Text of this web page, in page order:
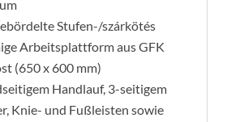
Stufen-/szárkötés
Arbeitsplattform aus GFK
(650 x 600 mm)
Handlauf, 3-seitigem
Knie- und Fußleisten sowie